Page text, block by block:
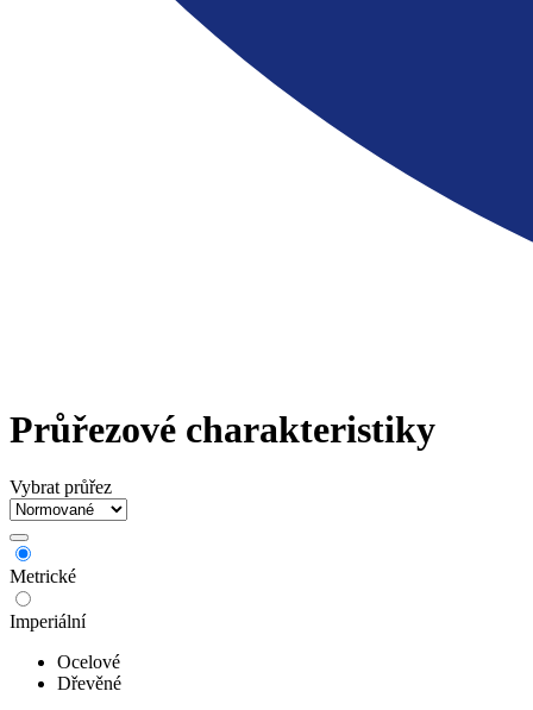
Průřezové charakteristiky
Vybrat průřez
Metrické
Imperiální
Ocelové
Dřevěné